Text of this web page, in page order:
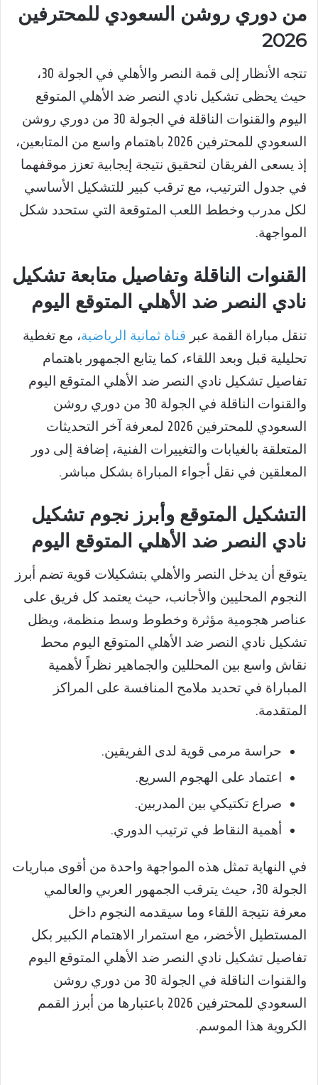
من دوري روشن السعودي للمحترفين
2026
تتجه الأنظار إلى قمة النصر والأهلي في الجولة 30،
حيث يحظى تشكيل نادي النصر ضد الأهلي المتوقع
اليوم والقنوات الناقلة في الجولة 30 من دوري روشن
السعودي للمحترفين 2026 باهتمام واسع من المتابعين،
إذ يسعى الفريقان لتحقيق نتيجة إيجابية تعزز موقفهما
في جدول الترتيب، مع ترقب كبير للتشكيل الأساسي
لكل مدرب وخطط اللعب المتوقعة التي ستحدد شكل
المواجهة.
القنوات الناقلة وتفاصيل متابعة تشكيل
نادي النصر ضد الأهلي المتوقع اليوم
تنقل مباراة القمة عبر قناة ثمانية الرياضية، مع تغطية
تحليلية قبل وبعد اللقاء، كما يتابع الجمهور باهتمام
تفاصيل تشكيل نادي النصر ضد الأهلي المتوقع اليوم
والقنوات الناقلة في الجولة 30 من دوري روشن
السعودي للمحترفين 2026 لمعرفة آخر التحديثات
المتعلقة بالغيابات والتغييرات الفنية، إضافة إلى دور
المعلقين في نقل أجواء المباراة بشكل مباشر.
التشكيل المتوقع وأبرز نجوم تشكيل
نادي النصر ضد الأهلي المتوقع اليوم
يتوقع أن يدخل النصر والأهلي بتشكيلات قوية تضم أبرز
النجوم المحليين والأجانب، حيث يعتمد كل فريق على
عناصر هجومية مؤثرة وخطوط وسط منظمة، ويظل
تشكيل نادي النصر ضد الأهلي المتوقع اليوم محط
نقاش واسع بين المحللين والجماهير نظراً لأهمية
المباراة في تحديد ملامح المنافسة على المراكز
المتقدمة.
حراسة مرمى قوية لدى الفريقين.
اعتماد على الهجوم السريع.
صراع تكتيكي بين المدربين.
أهمية النقاط في ترتيب الدوري.
في النهاية تمثل هذه المواجهة واحدة من أقوى مباريات
الجولة 30، حيث يترقب الجمهور العربي والعالمي
معرفة نتيجة اللقاء وما سيقدمه النجوم داخل
المستطيل الأخضر، مع استمرار الاهتمام الكبير بكل
تفاصيل تشكيل نادي النصر ضد الأهلي المتوقع اليوم
والقنوات الناقلة في الجولة 30 من دوري روشن
السعودي للمحترفين 2026 باعتبارها من أبرز القمم
الكروية هذا الموسم.